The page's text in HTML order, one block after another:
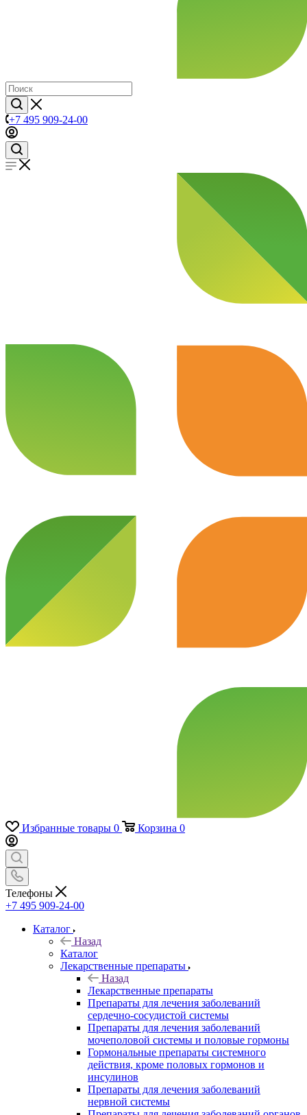
+7 495 909-24-00
Избранные товары 0 Корзина 0
Телефоны
+7 495 909-24-00
Каталог
Назад
Каталог
Лекарственные препараты
Назад
Лекарственные препараты
Препараты для лечения заболеваний
сердечно-сосудистой системы
Препараты для лечения заболеваний
мочеполовой системы и половые гормоны
Гормональные препараты системного
действия, кроме половых гормонов и
инсулинов
Препараты для лечения заболеваний
нервной системы